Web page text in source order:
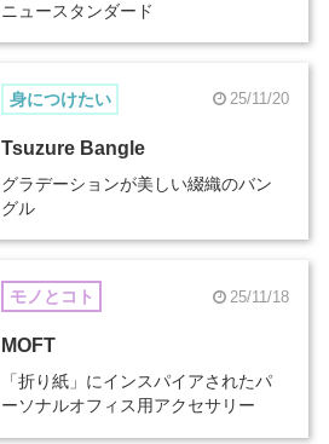
ニュースタンダード
身につけたい 25/11/20
Tsuzure Bangle
グラデーションが美しい綴織のバン
グル
モノとコト 25/11/18
MOFT
「折り紙」にインスパイアされたパ
ーソナルオフィス用アクセサリー